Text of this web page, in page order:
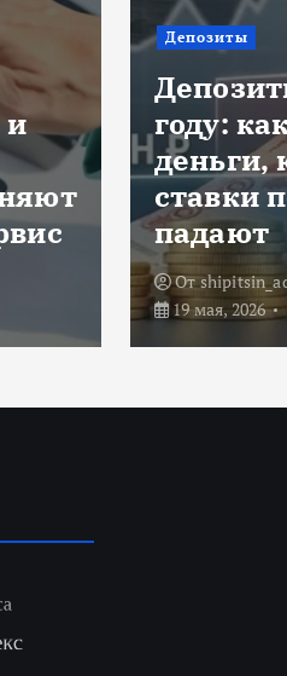
и
Депозиты
году:
деньги,
ставки
падают
От
19 мая, 2026